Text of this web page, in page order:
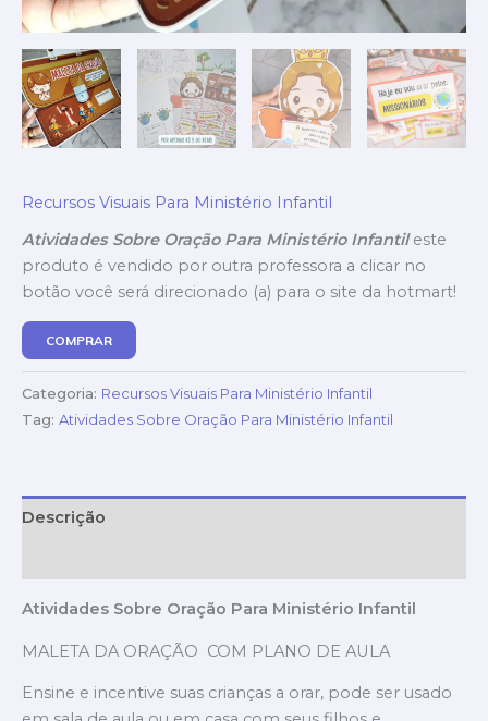
Recursos Visuais Para Ministério Infantil
Atividades Sobre Oração Para Ministério Infantil este
produto é vendido por outra professora a clicar no
botão você será direcionado (a) para o site da hotmart!
COMPRAR
Categoria: Recursos Visuais Para Ministério Infantil
Tag: Atividades Sobre Oração Para Ministério Infantil
Descrição
Atividades Sobre Oração Para Ministério Infantil
MALETA DA ORAÇÃO COM PLANO DE AULA
Ensine e incentive suas crianças a orar, pode ser usado